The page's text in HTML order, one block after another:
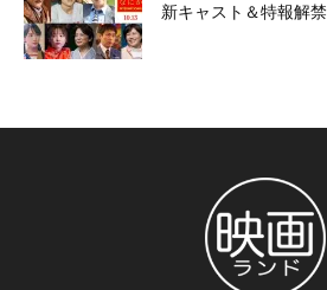
新キャスト＆特報解禁